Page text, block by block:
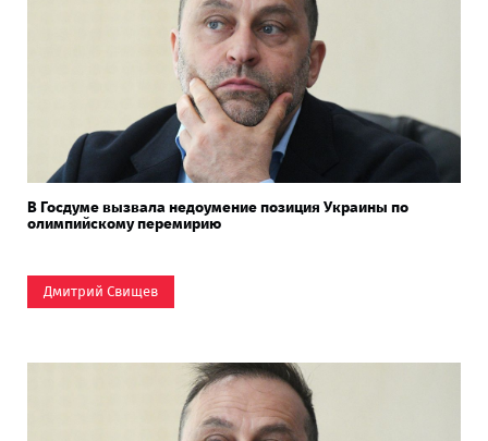
В Госдуме вызвала недоумение позиция Украины по
олимпийскому перемирию
Дмитрий Свищев